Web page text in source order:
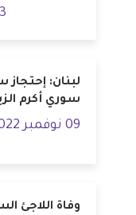
03
لبنان: إحتجاز
سوري أكرم
09 نوفمبر 2022
وفاة اللاجئ